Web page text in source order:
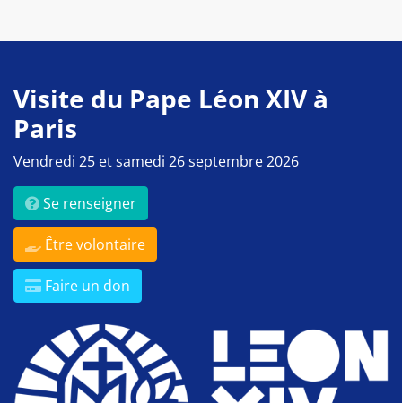
Visite du Pape Léon XIV à
Paris
Vendredi 25 et samedi 26 septembre 2026
Se renseigner
Être volontaire
Faire un don